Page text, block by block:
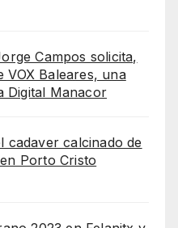
Campos solicita,
VOX Baleares, una
Digital Manacor
cadaver calcinado de
Porto Cristo